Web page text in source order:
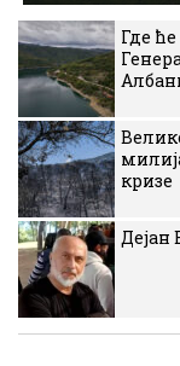
Где
кризе
Дејан